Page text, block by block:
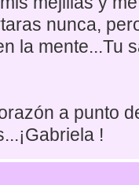
nunca,
la mente...Tu
a punto
!